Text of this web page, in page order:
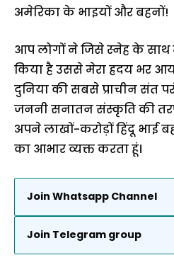
अमेरिका के भाइयों और बहनों!
आप लोगों ने जिसे स्नेह के साथ
किया है उससे मेरा ह्रदय भर
दुनिया की सबसे प्राचीन संत
जननी सनातन संस्कृति की
अपने लाखों-करोड़ों हिंदू भाई
का आभार व्यक्त करता हूं।
Join Whatsapp Channel
Join Telegram group